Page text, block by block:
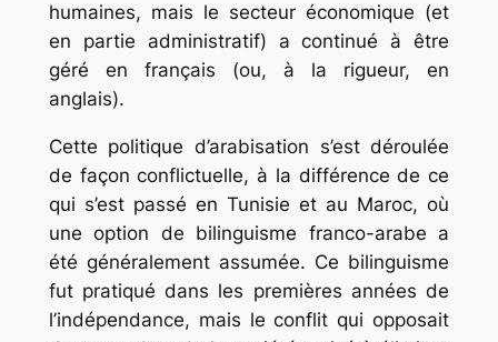
humaines, mais le secteur économique (et
en partie administratif) a continué à être
géré en français (ou, à la rigueur, en
anglais).
Cette politique d’arabisation s’est déroulée
de façon conflictuelle, à la différence de ce
qui s’est passé en Tunisie et au Maroc, où
une option de bilinguisme franco-arabe a
été généralement assumée. Ce bilinguisme
fut pratiqué dans les premières années de
l’indépendance, mais le conflit qui opposait